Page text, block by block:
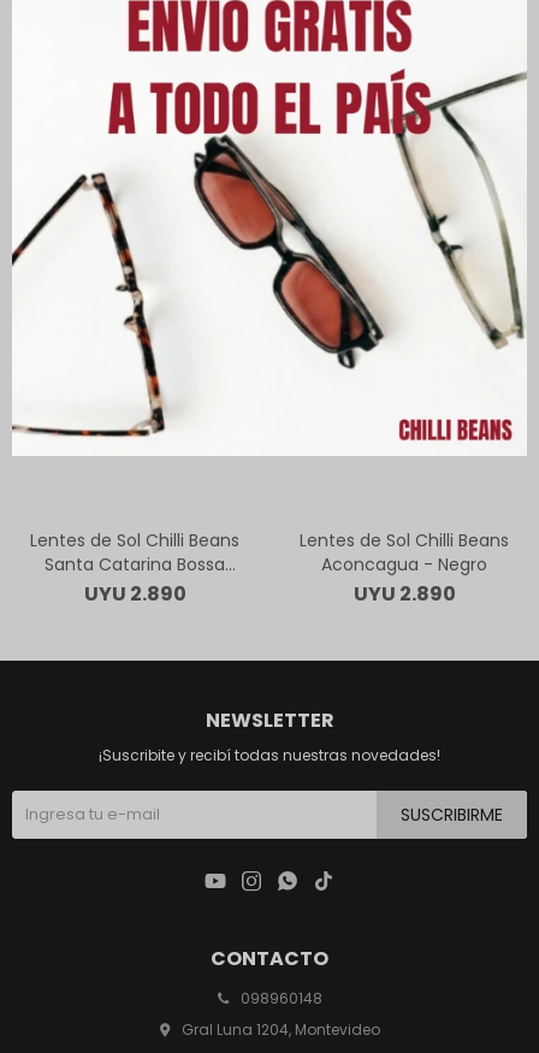
Este artículo está agotado.
PRODUCTOS QUE TE PUEDEN
INTERESAR
Lentes de Sol Chilli Beans
Santa Catarina Bossa
Nova - Negro
UYU 2.890
Lentes de Sol Chilli Beans
Aconcagua - Negro
UYU 2.890
CONTACTO
098960148
Gral Luna 1204, Montevideo
NEWSLETTER
¡Suscribite y recibí todas nuestras novedades!
SUSCRIBIRME
   